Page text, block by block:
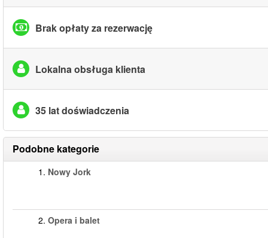
Brak opłaty za rezerwację
Lokalna obsługa klienta
35 lat doświadczenia
Podobne kategorie
1. Nowy Jork
2. Opera i balet